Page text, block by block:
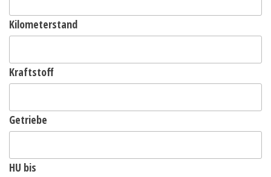
Kilometerstand
Kraftstoff
Getriebe
HU bis